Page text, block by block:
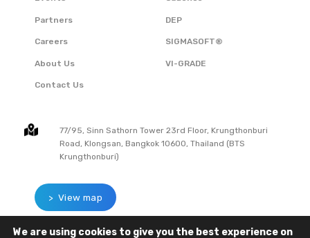
Partners
Careers
About Us
Contact Us
DEP
SIGMASOFT®
VI-GRADE
77/95, Sinn Sathorn Tower 23rd Floor, Krungthonburi
Road, Klongsan, Bangkok 10600, Thailand (BTS
Krungthonburi)
> View map
We are using cookies to give you the best experience on